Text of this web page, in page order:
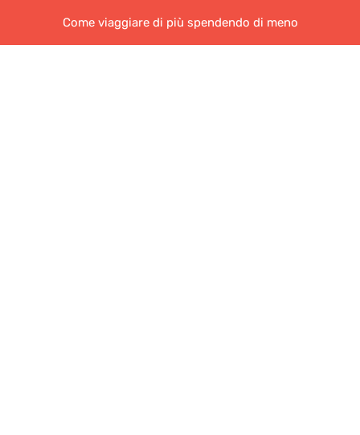
Come viaggiare di più spendendo di meno